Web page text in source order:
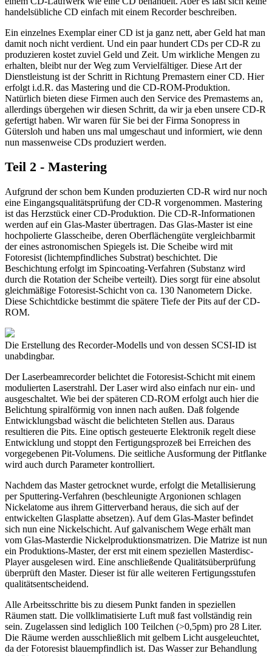
handelsübliche CD einfach mit einem Recorder beschreiben.
Ein einzelnes Exemplar einer CD ist ja ganz nett, aber Geld hat man
damit noch nicht verdient. Und ein paar hundert CDs per CD-R zu
produzieren kostet zuviel Geld und Zeit. Um wirkliche Mengen zu
erhalten, bleibt nur der Weg zum Vervielfältiger. Diese Art der
Dienstleistung ist der Schritt in Richtung Premastern einer CD. Hier
erfolgt i.d.R. das Mastering und die CD-ROM-Produktion.
Natürlich bieten diese Firmen auch den Service des Premastems an,
allerdings übergehen wir diesen Schritt, da wir ja eben unsere CD-R
gefertigt haben. Wir waren für Sie bei der Firma Sonopress in
Gütersloh und haben uns mal umgeschaut und informiert, wie denn
nun massenweise CDs produziert werden.
Teil 2 - Mastering
Aufgrund der schon bem Kunden produzierten CD-R wird nur noch
eine Eingangsqualitätsprüfung der CD-R vorgenommen. Mastering
ist das Herzstück einer CD-Produktion. Die CD-R-Informationen
werden auf ein Glas-Master übertragen. Das Glas-Master ist eine
hochpolierte Glasscheibe, deren Oberflächengüte vergleichbarmit
der eines astronomischen Spiegels ist. Die Scheibe wird mit
Fotoresist (lichtempfindliches Substrat) beschichtet. Die
Beschichtung erfolgt im Spincoating-Verfahren (Substanz wird
durch die Rotation der Scheibe verteilt). Dies sorgt für eine absolut
gleichmäßige Fotoresist-Schicht von ca. 130 Nanometern Dicke.
Diese Schichtdicke bestimmt die spätere Tiefe der Pits auf der CD-
ROM.
Die Erstellung des Recorder-Modells und von dessen SCSI-ID ist
unabdingbar.
Der Laserbeamrecorder belichtet die Fotoresist-Schicht mit einem
modulierten Laserstrahl. Der Laser wird also einfach nur ein- und
ausgeschaltet. Wie bei der späteren CD-ROM erfolgt auch hier die
Belichtung spiralförmig von innen nach außen. Daß folgende
Entwicklungsbad wäscht die belichteten Stellen aus. Daraus
resultieren die Pits. Eine optisch gesteuerte Elektronik regelt diese
Entwicklung und stoppt den Fertigungsprozeß bei Erreichen des
vorgegebenen Pit-Volumens. Die seitliche Ausformung der Pitflanke
wird auch durch Parameter kontrolliert.
Nachdem das Master getrocknet wurde, erfolgt die Metallisierung
per Sputtering-Verfahren (beschleunigte Argonionen schlagen
Nickelatome aus ihrem Gitterverband heraus, die sich auf der
entwickelten Glasplatte absetzen). Auf dem Glas-Master befindet
sich nun eine Nickelschicht. Auf galvanischem Wege erhält man
vom Glas-Masterdie Nickelproduktionsmatrizen. Die Matrize ist nun
ein Produktions-Master, der erst mit einem speziellen Masterdisc-
Player ausgelesen wird. Eine anschließende Qualitätsüberprüfung
überprüft den Master. Dieser ist für alle weiteren Fertigungsstufen
qualitätsentscheidend.
Alle Arbeitsschritte bis zu diesem Punkt fanden in speziellen
Räumen statt. Die vollklimatisierte Luft muß fast vollständig rein
sein. Zugelassen sind lediglich 100 Teilchen (>0,5pm) pro 28 Liter.
Die Räume werden ausschließlich mit gelbem Licht ausgeleuchtet,
da der Fotoresist blauempfindlich ist. Das Wasser zur Behandlung